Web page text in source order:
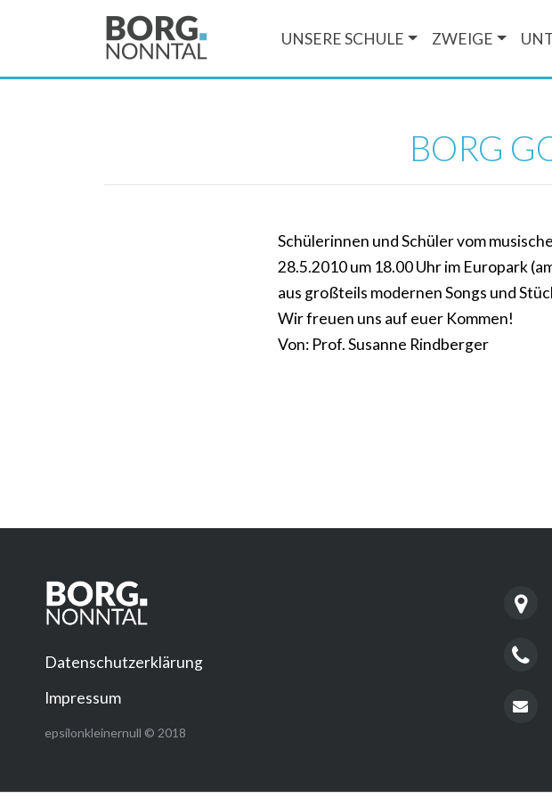
UNSERE SCHULE ZWEIGE
BORG
Schülerinnen und Schüler vom
28.5.2010 um 18.00 Uhr im Europark
aus großteils modernen Songs und
Wir freuen uns auf euer Kommen!
Von: Prof. Susanne Rindberger
Datenschutzerklärung
Impressum
epsilonkleinernull © 2018